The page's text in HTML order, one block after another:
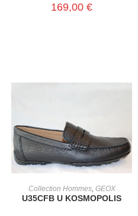
169,00 €
CHOIX DES OPTIONS
Collection Hommes, GEOX
U35CFB U KOSMOPOLIS